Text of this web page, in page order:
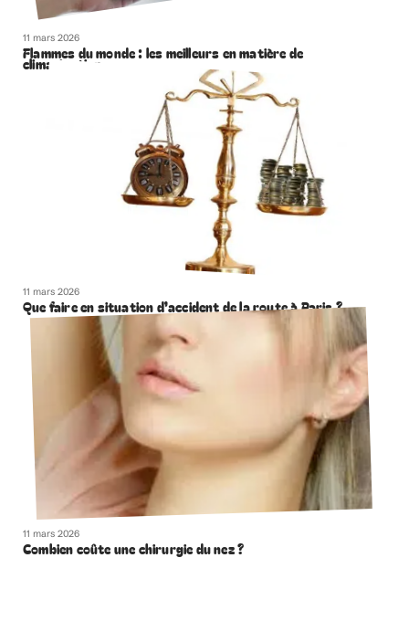
11 mars 2026
Flammes du monde : les meilleurs en matière de
climatisation
11 mars 2026
Que faire en situation d’accident de la route à Paris ?
11 mars 2026
Combien coûte une chirurgie du nez ?